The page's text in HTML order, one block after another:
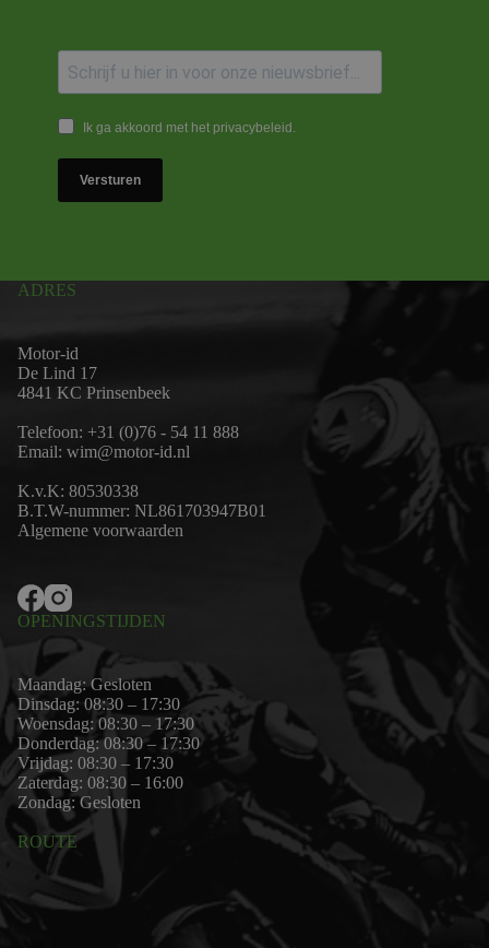
Ik ga akkoord met het privacybeleid.
Versturen
ADRES
Motor-id
De Lind 17
4841 KC Prinsenbeek
Telefoon: +31 (0)76 - 54 11 888
Email: wim@motor-id.nl
K.v.K: 80530338
B.T.W-nummer: NL861703947B01
Algemene voorwaarden
OPENINGSTIJDEN
Maandag: Gesloten
Dinsdag: 08:30 – 17:30
Woensdag: 08:30 – 17:30
Donderdag: 08:30 – 17:30
Vrijdag: 08:30 – 17:30
Zaterdag: 08:30 – 16:00
Zondag: Gesloten
ROUTE